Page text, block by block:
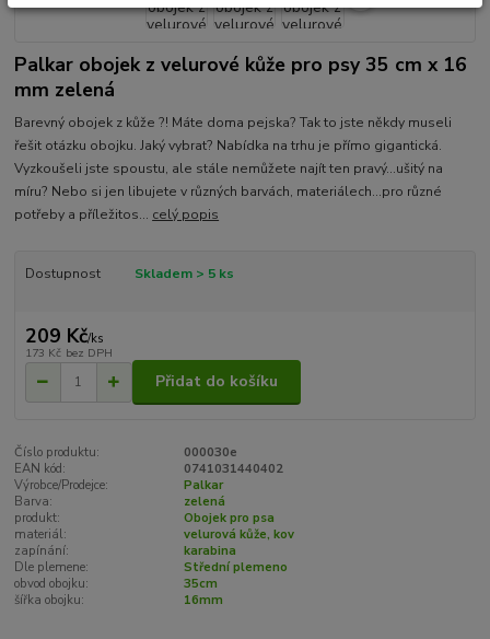
Palkar obojek z velurové kůže pro psy 35 cm x 16
mm zelená
Barevný obojek z kůže ?! Máte doma pejska? Tak to jste někdy museli
řešit otázku obojku. Jaký vybrat? Nabídka na trhu je přímo gigantická.
Vyzkoušeli jste spoustu, ale stále nemůžete najít ten pravý...ušitý na
míru? Nebo si jen libujete v různých barvách, materiálech...pro různé
potřeby a příležitos... celý popis
Dostupnost Skladem > 5 ks
209 Kč/ks
173 Kč bez DPH
Přidat do košíku
Číslo produktu:
000030e
EAN kód:
0741031440402
Výrobce/Prodejce:
Palkar
Barva:
zelená
produkt:
Obojek pro psa
materiál:
velurová kůže, kov
zapínání:
karabina
Dle plemene:
Střední plemeno
obvod obojku:
35cm
šířka obojku:
16mm